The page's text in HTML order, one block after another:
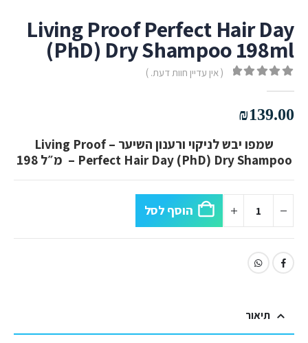
Living Proof Perfect Hair Day
(PhD) Dry Shampoo 198ml
( אין עדיין חוות דעת. )
₪139.00
שמפו יבש לניקוי ורענון השיער –Living Proof
Perfect Hair Day (PhD) Dry Shampoo – מ״ל 198
הוסף לסל
תיאור